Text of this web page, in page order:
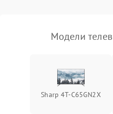
Модели
Sharp 4T-C65GN2X